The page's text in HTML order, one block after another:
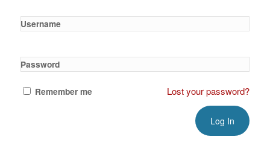
Username
Password
Remember me Lost your password?